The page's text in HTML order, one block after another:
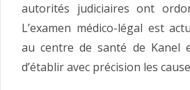
autorités judiciaires ont
L’examen médico-légal est
au centre de santé de Kanel
d’établir avec précision les